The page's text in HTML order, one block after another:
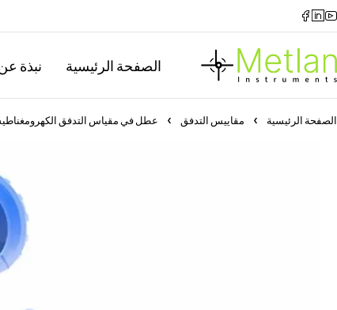
الصفحة الرئيسية نبذة
الصفحة الرئيسية مقاييس التدفق عطل في مقياس التدفق